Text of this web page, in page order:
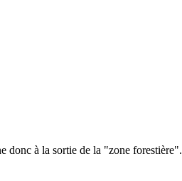
donc à la sortie de la "zone forestière".